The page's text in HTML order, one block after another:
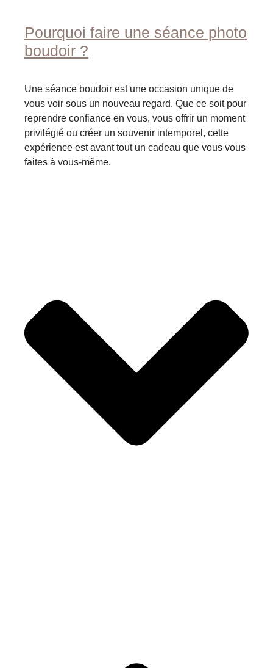
Pourquoi faire une séance photo
boudoir ?
Une séance boudoir est une occasion unique de
vous voir sous un nouveau regard. Que ce soit pour
reprendre confiance en vous, vous offrir un moment
privilégié ou créer un souvenir intemporel, cette
expérience est avant tout un cadeau que vous vous
faites à vous-même.